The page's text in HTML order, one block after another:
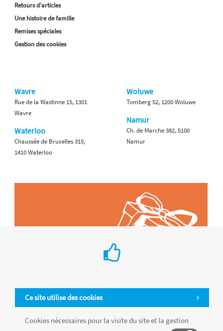
Ce site utilise des cookies
Cookies nécessaires pour la visite du site et la gestion
Retours d'articles
Une histoire de famille
Remises spéciales
Gestion des cookies
Wavre
Rue de la Wastinne 15, 1301
Wavre
Waterloo
Chaussée de Bruxelles 315,
1410 Waterloo
Woluwe
Tomberg 52, 1200 Woluwe
Namur
Ch. de Marche 382, 5100
Namur